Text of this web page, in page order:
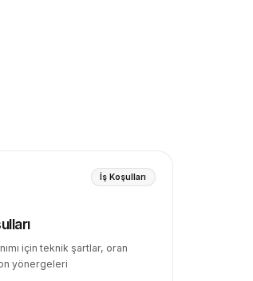
İş Koşulları
için teknik şartlar, oran
yönergeleri